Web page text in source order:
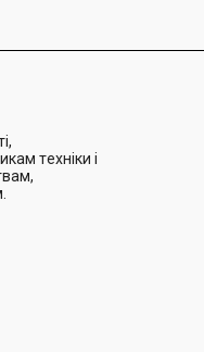
техніки і